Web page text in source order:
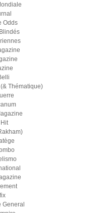
Odds
Thématique)
General